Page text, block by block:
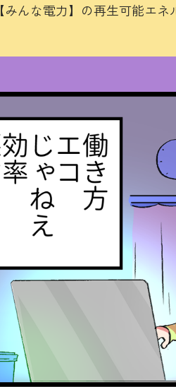
【みんな電力】の再生可能エネ